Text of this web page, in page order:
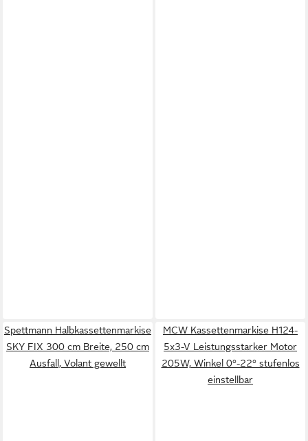
Spettmann Halbkassettenmarkise
SKY FIX 300 cm Breite, 250 cm
Ausfall, Volant gewellt
MCW Kassettenmarkise H124-
5x3-V Leistungsstarker Motor
205W, Winkel 0°-22° stufenlos
einstellbar